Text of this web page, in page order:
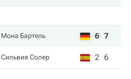
Мона Бартель 6 7
Сильвия Солер 2 6